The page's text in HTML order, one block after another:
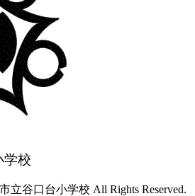
学校
立谷口台小学校 All Rights Reserved.